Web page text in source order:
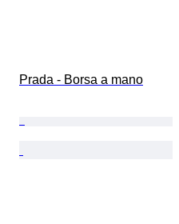
Prada - Borsa a mano